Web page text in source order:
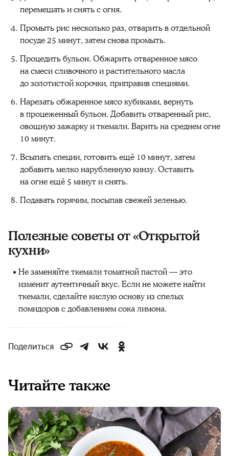
перемешать и снять с огня.
Промыть рис несколько раз, отварить в отдельной
посуде 25 минут, затем снова промыть.
Процедить бульон. Обжарить отваренное мясо
на смеси сливочного и растительного масла
до золотистой корочки, приправив специями.
Нарезать обжаренное мясо кубиками, вернуть
в процеженный бульон. Добавить отваренный рис,
овощную зажарку и ткемали. Варить на среднем огне
10 минут.
Всыпать специи, готовить ещё 10 минут, затем
добавить мелко нарубленную кинзу. Оставить
на огне ещё 5 минут и снять.
Подавать горячим, посыпав свежей зеленью.
Полезные советы от «Открытой
кухни»
Не заменяйте ткемали томатной пастой — это
изменит аутентичный вкус. Если не можете найти
ткемали, сделайте кислую основу из спелых
помидоров с добавлением сока лимона.
Поделиться
Читайте также